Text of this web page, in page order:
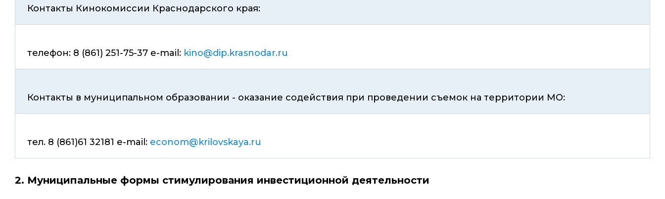
Контакты Кинокомиссии Краснодарского края:
телефон: 8 (861) 251-75-37 e-mail: kino@dip.krasnodar.ru
Контакты в муниципальном образовании - оказание содействия при проведении съемок на территории МО:
тел. 8 (861)61 32181 e-mail: econom@krilovskaya.ru
2. Муниципальные формы стимулирования инвестиционной деятельности